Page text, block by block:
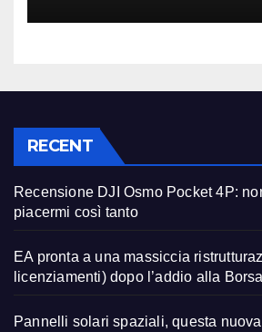
RECENT
Recensione DJI Osmo Pocket 4P:
piacermi così tanto
EA pronta a una massiccia
licenziamenti) dopo l’addio alla
Pannelli solari spaziali, questa